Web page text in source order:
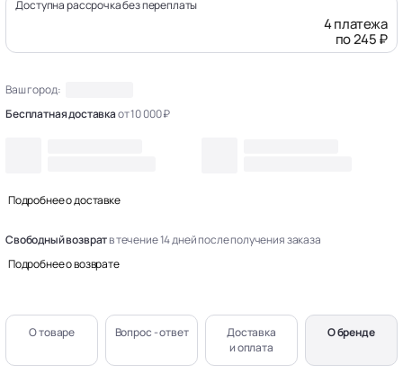
Доступна рассрочка без переплаты
4 платежа
по 245 ₽
Ваш город:
Бесплатная доставкаот 10 000 ₽
Подробнее о доставке
Свободный возвратв течение 14 дней после получения заказа
Подробнее о возврате
О товаре Вопрос - ответ
Доставка
и оплата
О бренде